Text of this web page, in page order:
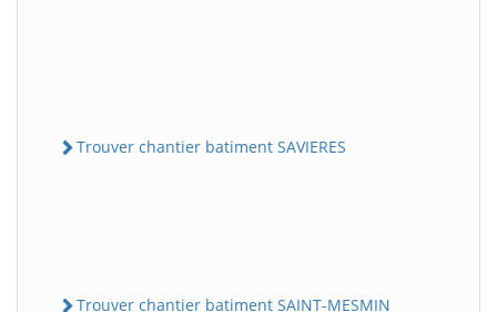
Trouver chantier batiment SAVIERES
Trouver chantier batiment SAINT-MESMIN